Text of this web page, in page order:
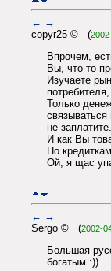
← →
copyr25 © (
Впрочем,
Вы, что-то
Изучаете
Только
не
И как Вы
По
Ой, я щас
← →
Sergo © (2002-
Большая
богатым :))